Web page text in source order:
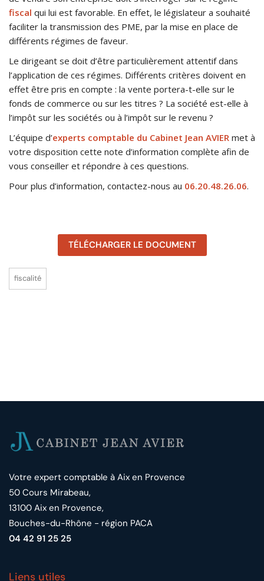
fiscal qui lui est favorable. En effet, le législateur a souhaité
faciliter la transmission des PME, par la mise en place de
différents régimes de faveur.
Le dirigeant se doit d’être particulièrement attentif dans
l’application de ces régimes. Différents critères doivent en
effet être pris en compte : la vente portera-t-elle sur le
fonds de commerce ou sur les titres ? La société est-elle à
l’impôt sur les sociétés ou à l’impôt sur le revenu ?
L’équipe d’experts comptable du Cabinet Jean AVIER met à
votre disposition cette note d’information complète afin de
vous conseiller et répondre à ces questions.
Pour plus d’information, contactez-nous au 06.20.48.26.06.
TÉLÉCHARGER LE DOCUMENT
fiscalité
Votre expert comptable à Aix en Provence
50 Cours Mirabeau,
13100 Aix en Provence,
Bouches-du-Rhône - région PACA
04 42 91 25 25
Liens utiles